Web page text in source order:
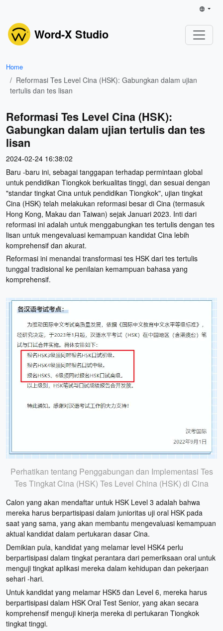
Word-X Studio
Home
Reformasi Tes Level Cina (HSK): Gabungkan dalam ujian
tertulis dan tes lisan
Reformasi Tes Level Cina (HSK):
Gabungkan dalam ujian tertulis dan tes
lisan
2024-02-24 16:38:02
Baru -baru ini, sebagai tanggapan terhadap permintaan global
untuk pendidikan Tiongkok berkualitas tinggi, dan sesuai dengan
"standar tingkat Cina untuk pendidikan Tiongkok", ujian tingkat
Cina (HSK) telah melakukan reformasi besar di Cina (termasuk
Hong Kong, Makau dan Taiwan) sejak Januari 2023. Inti dari
reformasi ini adalah untuk menggabungkan tes tertulis dengan tes
lisan untuk mengevaluasi kemampuan kandidat Cina lebih
komprehensif dan akurat.
Reformasi ini menandai transformasi tes HSK dari tes tertulis
tunggal tradisional ke penilaian kemampuan bahasa yang
komprehensif.
Perhatikan tentang Penggabungan dan Implementasi Tes
Tes Tingkat Cina (HSK) Tes Level China (HSK) di Cina
Calon yang akan mendaftar untuk HSK Level 3 adalah bahwa
mereka harus berpartisipasi dalam junioritas uji oral HSK pada
saat yang sama, yang akan membantu mengevaluasi kemampuan
aktual kandidat dalam pertukaran dasar Cina.
Demikian pula, kandidat yang melamar level HSK4 perlu
berpartisipasi dalam tingkat perantara dari pemeriksaan oral untuk
menguji tingkat aplikasi mereka dalam kehidupan dan pekerjaan
sehari -hari.
Untuk kandidat yang melamar HSK5 dan Level 6, mereka harus
berpartisipasi dalam HSK Oral Test Senior, yang akan secara
komprehensif menguji kinerja mereka di pertukaran Tiongkok
tingkat tinggi.